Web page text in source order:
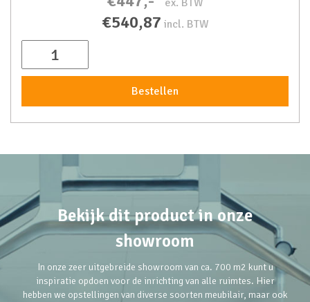
ex. BTW
€540,87 incl. BTW
Bestellen
Bekijk dit product in onze
showroom
In onze zeer uitgebreide showroom van ca. 700 m2 kunt u
inspiratie opdoen voor de inrichting van alle ruimtes. Hier
hebben we opstellingen van diverse soorten meubilair, maar ook